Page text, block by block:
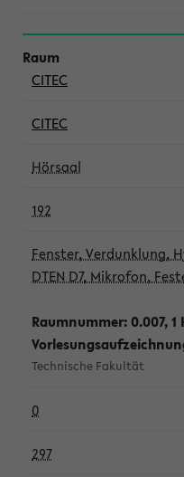
CITEC
CITEC
Hörsaal
192
Fenster, Verdunklung,
DTEN D7, Mikrofon,
Raumnummer: 0.007,
Technische Fakultät
0
297